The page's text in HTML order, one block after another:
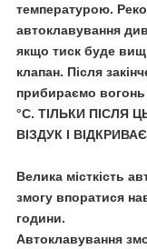
температурою.
автоклавування
якщо тиск буде
клапан. Після
прибираємо
°C. ТІЛЬКИ ПІСЛЯ
ВІЗДУК І
Велика місткість
змогу впоратися
години.
Автоклавування